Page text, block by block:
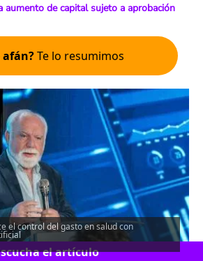
aumento de capital sujeto a aprobación
afán?Te lo resumimos
el control del gasto en salud con
el artículo